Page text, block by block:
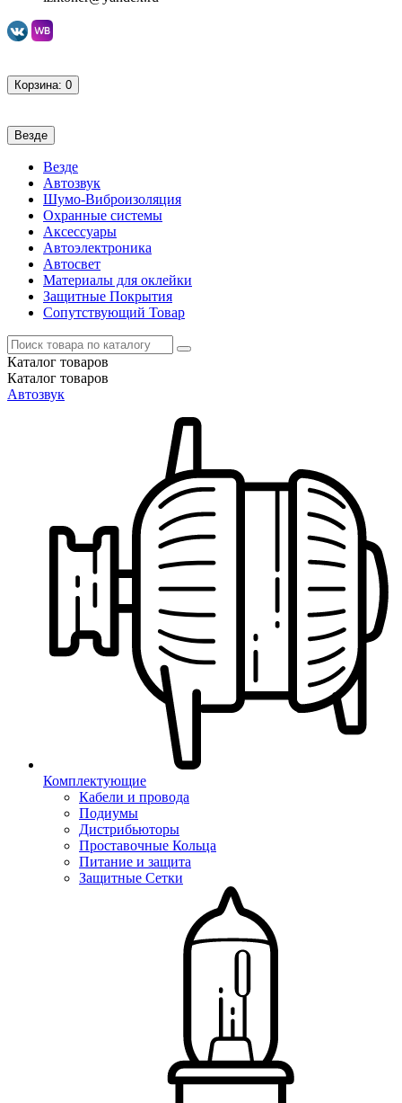
Корзина: 0
Везде
Везде
Автозвук
Шумо-Виброизоляция
Охранные системы
Аксессуары
Автоэлектроника
Автосвет
Материалы для оклейки
Защитные Покрытия
Сопутствующий Товар
Каталог товаров
Каталог товаров
Автозвук
Комплектующие
Кабели и провода
Подиумы
Дистрибьюторы
Проставочные Кольца
Питание и защита
Защитные Сетки